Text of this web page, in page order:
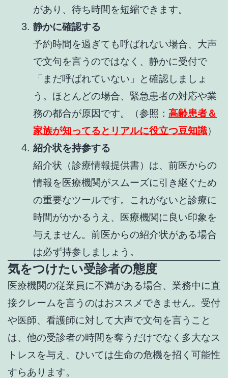
があり、待ち時間を短縮できます。
静かに確認する
予約時間を過ぎても呼ばれない場合、大声
で文句を言うのではなく、静かに受付で
「まだ呼ばれていない」と確認しましょ
う。ほとんどの場合、緊急患者の対応や業
務の都合が原因です。（参照： 高齢患者＆
家族が知ってるとリアルに役立つ豆知識）
紹介状を持参する
紹介状（診療情報提供書）は、前医からの
情報を医療機関がスムーズに引き継ぐため
の重要なツールです。これがないと診療に
時間がかかるうえ、医療機関に良い印象を
与えません。前医からの紹介状がある場合
は必ず持参しましょう。
気をつけたい受診者の態度
医療機関の従業員に不満がある場合、業務中に直
接クレームを言うのはおススメできません。受付
や医師、看護師に対して大声で文句を言うこと
は、他の受診者の時間を奪うだけでなく多大なス
トレスを与え、ひいては生命の危機を招く可能性
すらあります。